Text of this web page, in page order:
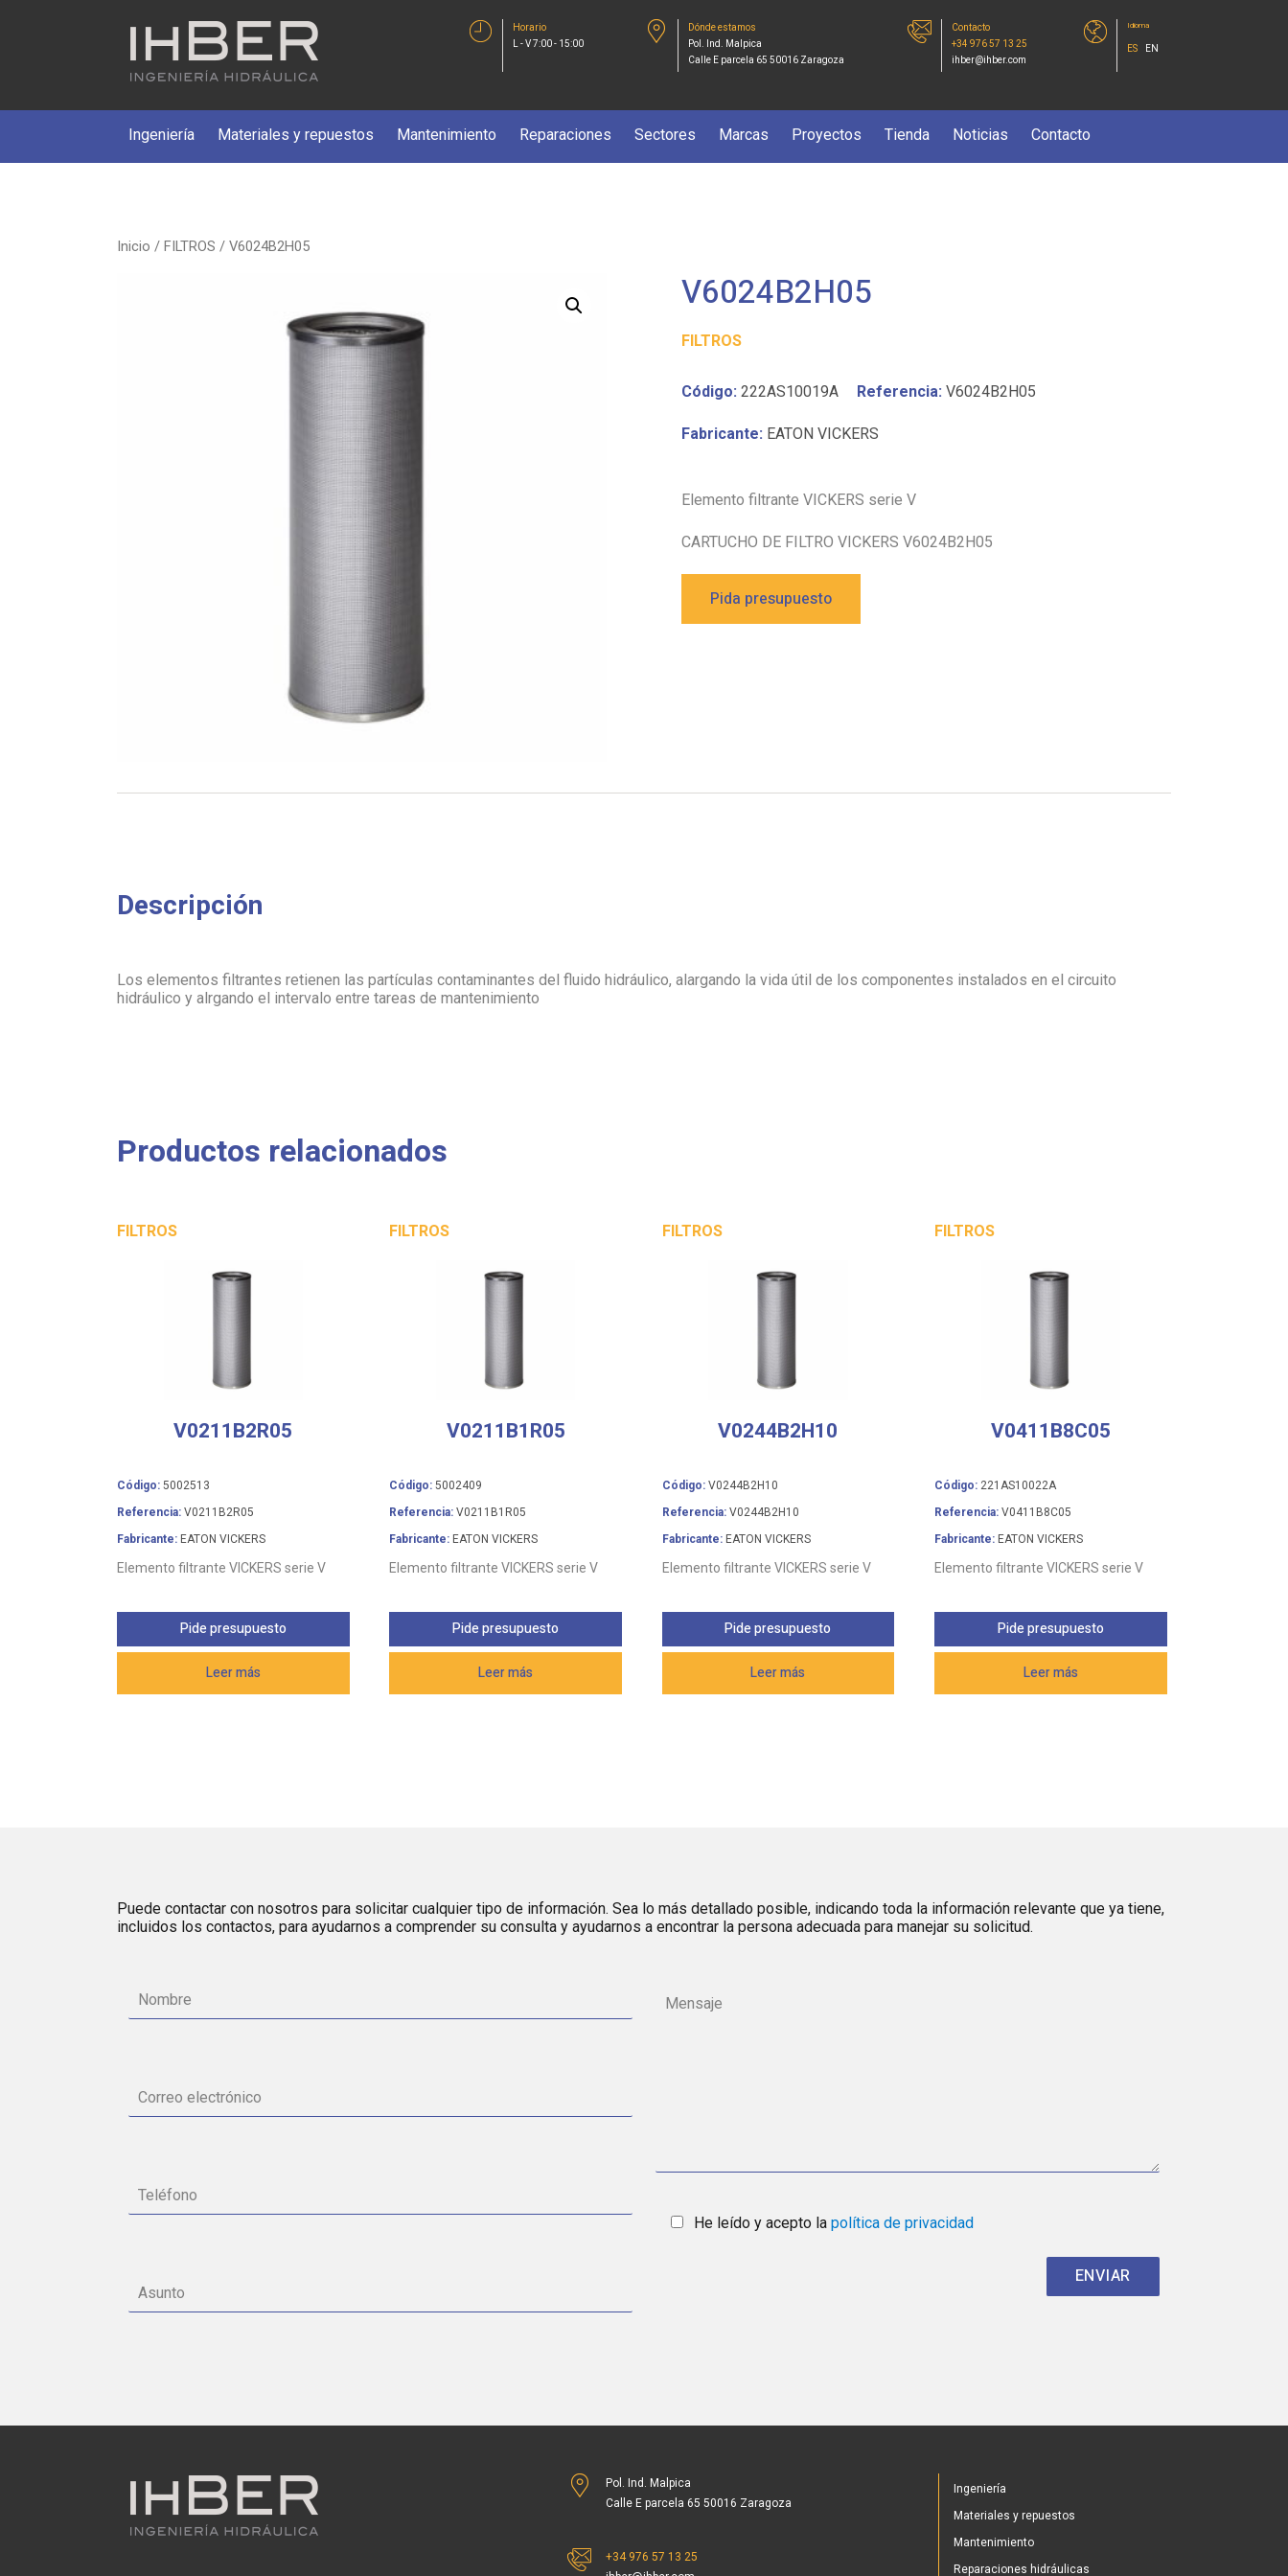
Horario
L - V 7:00 - 15:00
Dónde estamos
Pol. Ind. Malpica
Calle E parcela 65 50016 Zaragoza
Contacto
+34 976 57 13 25
ihber@ihber.com
Idioma
ES EN
Ingeniería Materiales y repuestos Mantenimiento Reparaciones Sectores Marcas Proyectos Tienda Noticias Contacto
Inicio / FILTROS / V6024B2H05
V6024B2H05
FILTROS
Código: 222AS10019A Referencia: V6024B2H05
Fabricante: EATON VICKERS
Elemento filtrante VICKERS serie V
CARTUCHO DE FILTRO VICKERS V6024B2H05
Pida presupuesto
Descripción
Los elementos filtrantes retienen las partículas contaminantes del fluido hidráulico, alargando la vida útil de los componentes instalados en el circuito
hidráulico y alrgando el intervalo entre tareas de mantenimiento
Productos relacionados
FILTROS
V0211B2R05
Código: 5002513
Referencia: V0211B2R05
Fabricante: EATON VICKERS
Elemento filtrante VICKERS serie V
Leer más
Pide presupuesto
FILTROS
V0211B1R05
Código: 5002409
Referencia: V0211B1R05
Fabricante: EATON VICKERS
Elemento filtrante VICKERS serie V
Leer más
Pide presupuesto
FILTROS
V0244B2H10
Código:V0244B2H10
Referencia:V0244B2H10
Fabricante:EATON VICKERS
Elemento filtrante VICKERS serie V
Leer más
Pide presupuesto
FILTROS
V0411B8C05
Código: 221AS10022A
Referencia: V0411B8C05
Fabricante: EATON VICKERS
Elemento filtrante VICKERS serie V
Leer más
Pide presupuesto
Puede contactar con nosotros para solicitar cualquier tipo de información. Sea lo más detallado posible, indicando toda la información relevante que ya tiene,
incluidos los contactos, para ayudarnos a comprender su consulta y ayudarnos a encontrar la persona adecuada para manejar su solicitud.
He leído y acepto la política de privacidad
Pol. Ind. Malpica
Calle E parcela 65 50016 Zaragoza
+34 976 57 13 25
Ingeniería
Materiales y repuestos
Mantenimiento
Reparaciones hidráulicas